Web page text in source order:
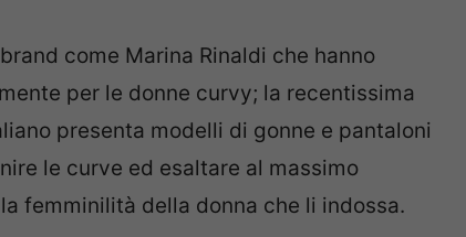
come Marina Rinaldi che hanno
per le donne curvy; la recentissima
presenta modelli di gonne e pantaloni
le curve ed esaltare al massimo
femminilità della donna che li indossa.